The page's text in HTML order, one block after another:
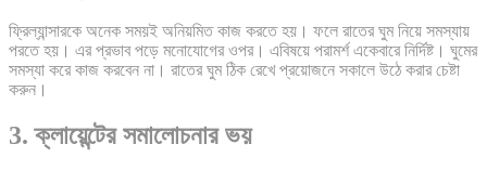
ফ্রিল্যান্সারকে অনেক সময়ই অনিয়মিত কাজ করতে হয়। ফলে রাতের ঘুম নিয়ে সমস্যায়
পরতে হয়। এর প্রভাব পড়ে মনোযোগের ওপর। এবিষয়ে পরামর্শ একেবারে নির্দিষ্ট। ঘুমের
সমস্যা করে কাজ করবেন না। রাতের ঘুম ঠিক রেখে প্রয়োজনে সকালে উঠে করার চেষ্টা
করুন।
3. ক্লায়েন্টের সমালোচনার ভয়